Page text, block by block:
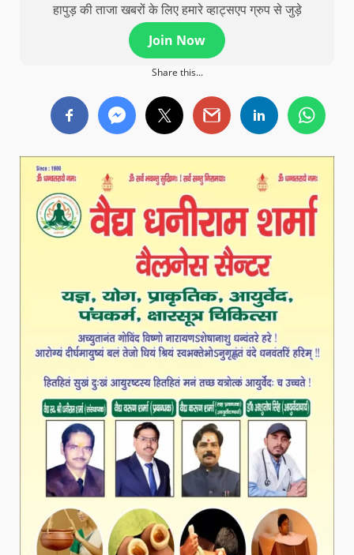
हापुड़ की ताजा खबरों के लिए हमारे व्हाट्सएप ग्रुप से जुड़े
Join Now
Share this...